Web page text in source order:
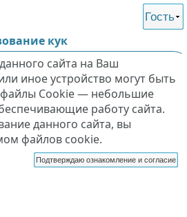
Гость
кук
сайта на Ваш
иное устройство могут быть
Cookie — небольшие
работу сайта.
данного сайта, вы
файлов cookie.
Подтверждаю ознакомление и согласие